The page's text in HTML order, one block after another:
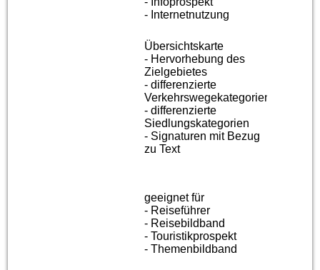
- Internetnutzung
Übersichtskarte
- Hervorhebung des
Zielgebietes
- differenzierte
Verkehrswegekategorien
- differenzierte
Siedlungskategorien
- Signaturen mit Bezug
zu Text
geeignet für
- Reiseführer
- Reisebildband
- Touristikprospekt
- Themenbildband